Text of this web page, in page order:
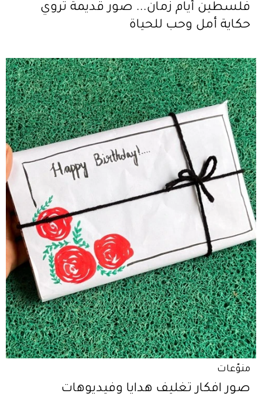
فلسطين أيام زمان... صور قديمة تروي
حكاية أمل وحب للحياة
منوّعات
صور افكار تغليف هدايا وفيديوهات